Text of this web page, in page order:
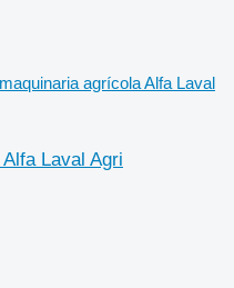
agrícola Alfa Laval
Laval Agri